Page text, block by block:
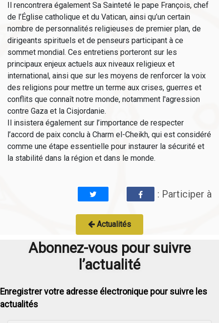
Il rencontrera également Sa Sainteté le pape François, chef
de l’Église catholique et du Vatican, ainsi qu’un certain
nombre de personnalités religieuses de premier plan, de
dirigeants spirituels et de penseurs participant à ce
sommet mondial. Ces entretiens porteront sur les
principaux enjeux actuels aux niveaux religieux et
international, ainsi que sur les moyens de renforcer la voix
des religions pour mettre un terme aux crises, guerres et
conflits que connaît notre monde, notamment l'agression
contre Gaza et la Cisjordanie.
Il insistera également sur l’importance de respecter
l’accord de paix conclu à Charm el-Cheikh, qui est considéré
comme une étape essentielle pour instaurer la sécurité et
la stabilité dans la région et dans le monde.
: Participer à
Actualités
Abonnez-vous pour suivre
l’actualité
Enregistrer votre adresse électronique pour suivre les
actualités